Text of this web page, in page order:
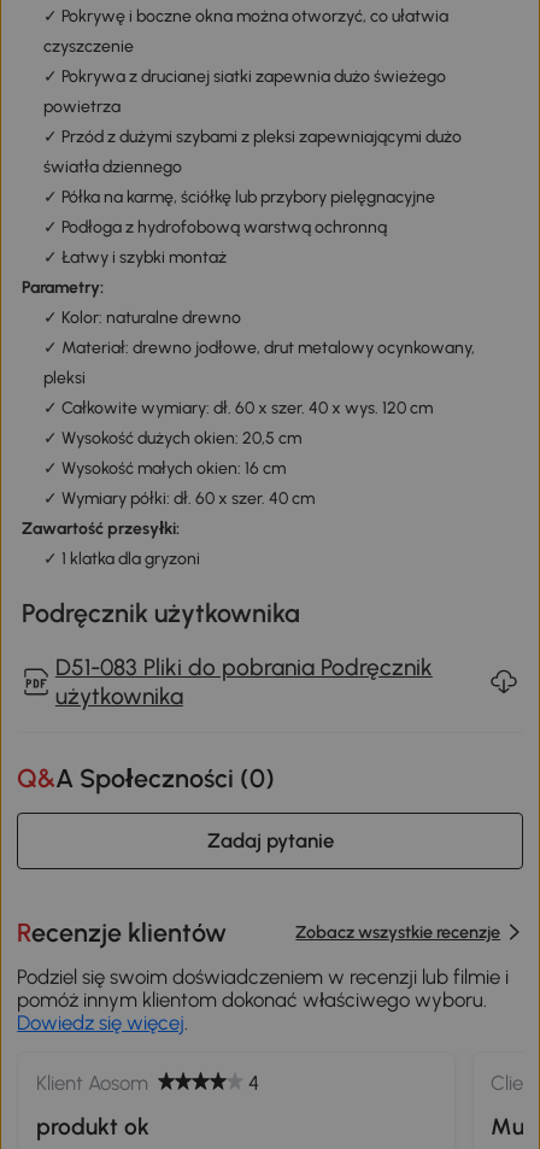
✓ Pokrywę i boczne okna można otworzyć, co ułatwia
czyszczenie
✓ Pokrywa z drucianej siatki zapewnia dużo świeżego
powietrza
✓ Przód z dużymi szybami z pleksi zapewniającymi dużo
światła dziennego
✓ Półka na karmę, ściółkę lub przybory pielęgnacyjne
✓ Podłoga z hydrofobową warstwą ochronną
✓ Łatwy i szybki montaż
Parametry:
✓ Kolor: naturalne drewno
✓ Materiał: drewno jodłowe, drut metalowy ocynkowany,
pleksi
✓ Całkowite wymiary: dł. 60 x szer. 40 x wys. 120 cm
✓ Wysokość dużych okien: 20,5 cm
✓ Wysokość małych okien: 16 cm
✓ Wymiary półki: dł. 60 x szer. 40 cm
Zawartość przesyłki:
✓ 1 klatka dla gryzoni
Podręcznik użytkownika
D51-083 Pliki do pobrania Podręcznik
użytkownika
Q&A Społeczności (0)
Zadaj pytanie
Recenzje klientów Zobacz wszystkie recenzje
Podziel się swoim doświadczeniem w recenzji lub filmie i
pomóż innym klientom dokonać właściwego wyboru.
Dowiedz się więcej
Klient Aosom 4
produkt ok